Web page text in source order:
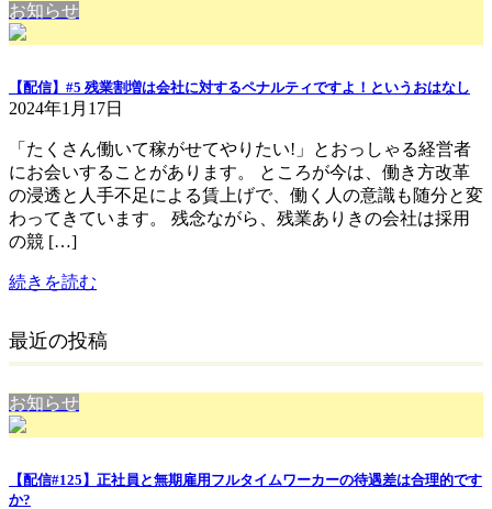
お知らせ
【配信】#5 残業割増は会社に対するペナルティですよ！というおはなし
2024年1月17日
「たくさん働いて稼がせてやりたい!」とおっしゃる経営者
にお会いすることがあります。 ところが今は、働き方改革
の浸透と人手不足による賃上げで、働く人の意識も随分と変
わってきています。 残念ながら、残業ありきの会社は採用
の競 […]
続きを読む
最近の投稿
お知らせ
【配信#125】正社員と無期雇用フルタイムワーカーの待遇差は合理的です
か?